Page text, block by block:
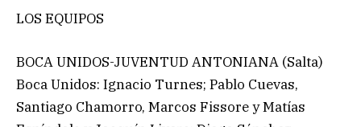
LOS EQUIPOS
BOCA UNIDOS-JUVENTUD ANTONIANA (Salta)
Boca Unidos: Ignacio Turnes; Pablo Cuevas,
Santiago Chamorro, Marcos Fissore y Matías